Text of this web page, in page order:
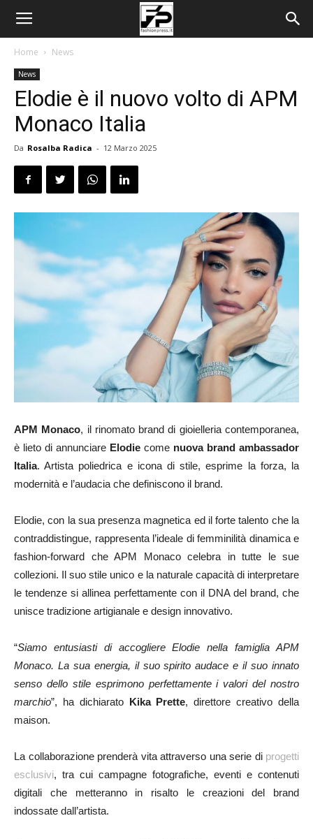
Home News
News
Elodie è il nuovo volto di APM
Monaco Italia
Da Rosalba Radica - 12 Marzo 2025
APM Monaco, il rinomato brand di gioielleria contemporanea,
è lieto di annunciare Elodie come nuova brand ambassador
Italia. Artista poliedrica e icona di stile, esprime la forza, la
modernità e l’audacia che definiscono il brand.
Elodie, con la sua presenza magnetica ed il forte talento che la
contraddistingue, rappresenta l’ideale di femminilità dinamica e
fashion-forward che APM Monaco celebra in tutte le sue
collezioni. Il suo stile unico e la naturale capacità di interpretare
le tendenze si allinea perfettamente con il DNA del brand, che
unisce tradizione artigianale e design innovativo.
“Siamo entusiasti di accogliere Elodie nella famiglia APM
Monaco. La sua energia, il suo spirito audace e il suo innato
senso dello stile esprimono perfettamente i valori del nostro
marchio”, ha dichiarato Kika Prette, direttore creativo della
maison.
La collaborazione prenderà vita attraverso una serie di progetti
esclusivi, tra cui campagne fotografiche, eventi e contenuti
digitali che metteranno in risalto le creazioni del brand
indossate dall’artista.